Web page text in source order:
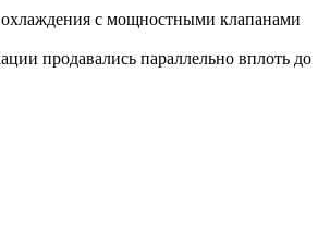
с мощностными клапанами
продавались параллельно вплоть до